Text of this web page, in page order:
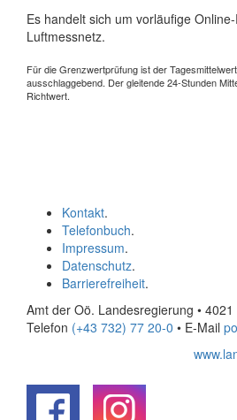
Es handelt sich um vorläufige
Luftmessnetz.
Für die Grenzwertprüfung ist der
ausschlaggebend. Der gleitende 24-Stunden
Richtwert.
Kontakt.
Telefonbuch.
Impressum.
Datenschutz.
Barrierefreiheit.
Amt der Oö. Landesregierung •
Telefon (+43 732) 77 20-0 • E-Mail